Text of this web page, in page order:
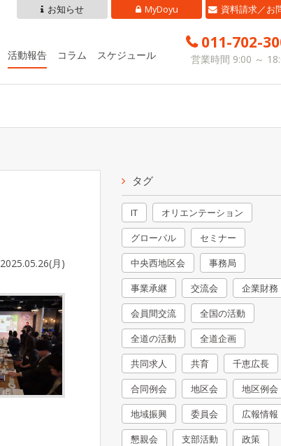
011-702-
営業時間 9:00 ～
活動報告 コラム スケジュール
資料請求／お
MyDoyu
お知らせ
2025.05.26(月)
タグ
IT
オリエンテーション
グローバル
セミナー
中央西地区会
事務局
事業承継
交流会
企業財務
会員間交流
全国の活動
全道の活動
全道企画
共同求人
共育
千恵広長
合同例会
地区会
地区例会
地域振興
委員会
広報情報
懇親会
支部活動
政策